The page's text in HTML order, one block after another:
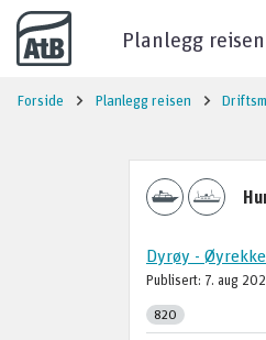
Til innhold
Planlegg reisen
Forside Planlegg reisen
Dyrøy -
Publisert: 7. aug
820